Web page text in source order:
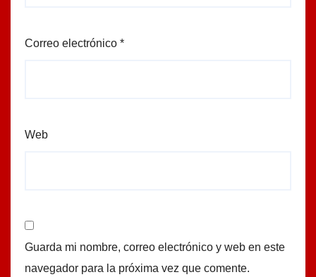
Correo electrónico *
Web
Guarda mi nombre, correo electrónico y web en este
navegador para la próxima vez que comente.